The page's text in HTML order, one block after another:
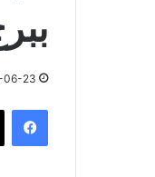
06-23